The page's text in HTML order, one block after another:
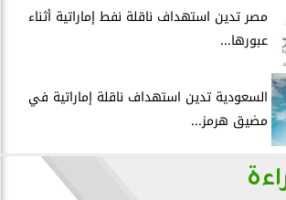
مصر تدين استهداف ناقلة نفط إماراتية أثناء
عبورها...
السعودية تدين استهداف ناقلة إماراتية في
مضيق هرمز...